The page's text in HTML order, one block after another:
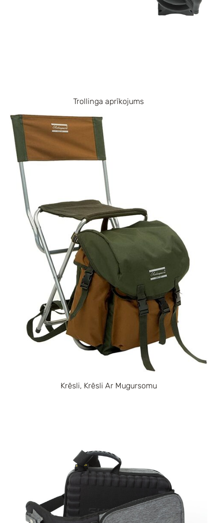
Trollinga aprīkojums
Krēsli, Krēsli Ar Mugursomu